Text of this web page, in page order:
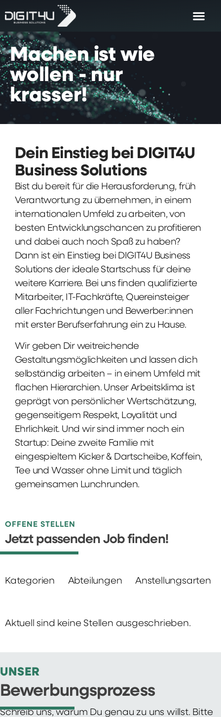
Machen ist wie
wollen - nur
krasser!
Dein Einstieg bei DIGIT4U
Business Solutions
Bist du bereit für die Herausforderung, früh
Verantwortung zu übernehmen, in einem
internationalen Umfeld zu arbeiten, von
besten Entwicklungschancen zu profitieren
und dabei auch noch Spaß zu haben?
Dann ist ein Einstieg bei DIGIT4U Business
Solutions der ideale Startschuss für deine
weitere Karriere. Bei uns finden qualifizierte
Mitarbeiter, IT-Fachkräfte, Quereinsteiger
aller Fachrichtungen und Bewerber:innen
mit erster Berufserfahrung ein zu Hause.
Wir geben Dir weitreichende
Gestaltungsmöglichkeiten und lassen dich
selbständig arbeiten – in einem Umfeld mit
flachen Hierarchien. Unser Arbeitsklima ist
geprägt von persönlicher Wertschätzung,
gegenseitigem Respekt, Loyalität und
Ehrlichkeit. Und wir sind immer noch ein
Startup: Deine zweite Familie mit
eingespieltem Kicker & Dartscheibe, Koffein,
Tee und Wasser ohne Limit und täglich
gemeinsamen Lunchrunden.
OFFENE STELLEN
Jetzt passenden Job finden!
Kategorien Abteilungen Anstellungsarten
Aktuell sind keine Stellen ausgeschrieben.
UNSER
Bewerbungsprozess
Schreib uns, warum Du genau zu uns willst. Bitte